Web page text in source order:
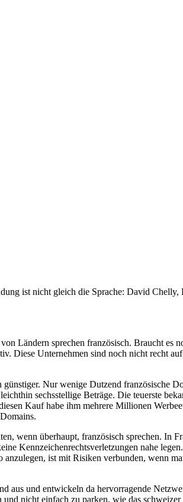
ist nicht gleich die Sprache: David Chelly,
Ländern sprechen französisch. Braucht es
Diese Unternehmen sind noch nicht recht
Nur wenige Dutzend französische
sechsstellige Beträge. Die teuerste
Kauf habe ihm mehrere Millionen
wenn überhaupt, französisch sprechen. In
Kennzeichenrechtsverletzungen nahe
ist mit Risiken verbunden, wenn
aus und entwickeln da hervorragende
nicht einfach zu parken, wie das